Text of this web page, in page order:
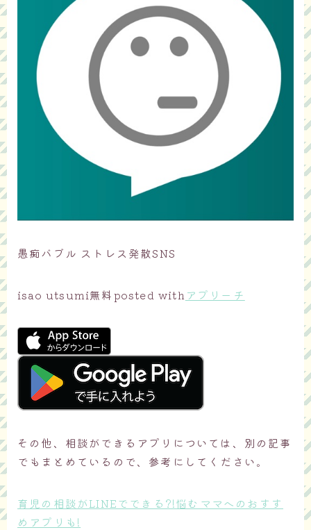
愚痴バブル ストレス発散SNS
isao utsumi無料posted with アプリーチ
その他、相談ができるアプリについては、別の記事
でもまとめているので、参考にしてください。
育児の相談がLINEでできる?!悩むママへのおすす
めアプリも!